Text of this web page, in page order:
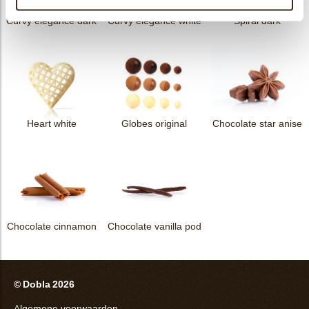
Curvy elegance dark Curvy elegance white Spiral dark
Heart white Globes original Chocolate star anise
Chocolate cinnamon Chocolate vanilla pod
© Dobla 2026